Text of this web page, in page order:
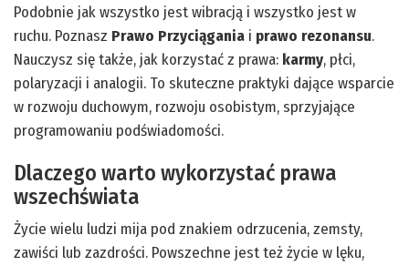
Podobnie jak wszystko jest wibracją i wszystko jest w
ruchu. Poznasz Prawo Przyciągania i prawo rezonansu.
Nauczysz się także, jak korzystać z prawa: karmy, płci,
polaryzacji i analogii. To skuteczne praktyki dające wsparcie
w rozwoju duchowym, rozwoju osobistym, sprzyjające
programowaniu podświadomości.
Dlaczego warto wykorzystać prawa
wszechświata
Życie wielu ludzi mija pod znakiem odrzucenia, zemsty,
zawiści lub zazdrości. Powszechne jest też życie w lęku,